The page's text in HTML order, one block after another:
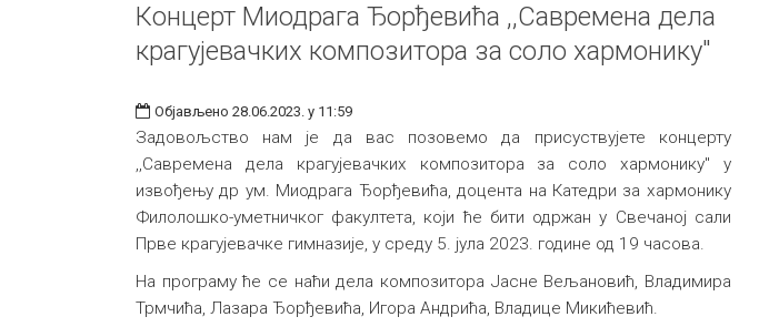
Концерт Миодрага Ђорђевића ,,Савремена дела
крагујевачких композитора за соло хармонику"
Објављено 28.06.2023. у 11:59
Задовољство нам је да вас позовемо да присуствујете концерту
,,Савремена дела крагујевачких композитора за соло хармонику" у
извођењу др ум. Миодрага Ђорђевића, доцента на Катедри за хармонику
Филолошко-уметничког факултета, који ће бити одржан у Свечаној сали
Прве крагујевачке гимназије, у среду 5. јула 2023. године од 19 часова.
На програму ће се наћи дела композитора Јаснe Вељановић, Владимирa
Трмчићa, Лазарa Ђорђевићa, Игорa Андрићa, Владицe Микићевић.